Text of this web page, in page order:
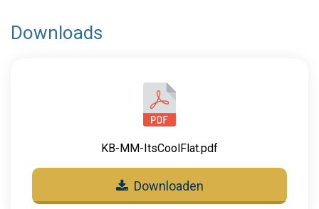
Downloads
KB-MM-ItsCoolFlat.pdf
Downloaden